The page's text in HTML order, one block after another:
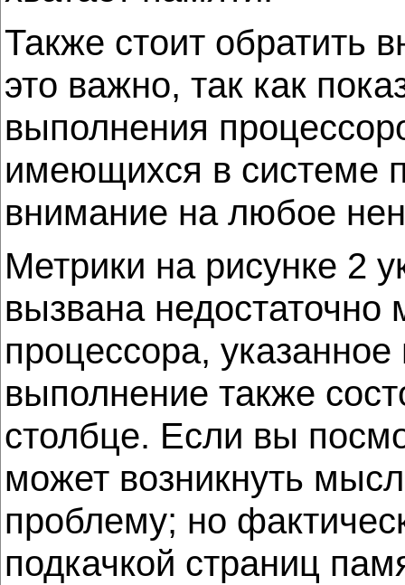
Также стоит обратить
это важно, так как
выполнения
имеющихся в системе
внимание на любое
Метрики на рисунке 2
вызвана
процессора,
выполнение также
столбце. Если вы
может возникнуть
проблему; но
подкачкой страниц